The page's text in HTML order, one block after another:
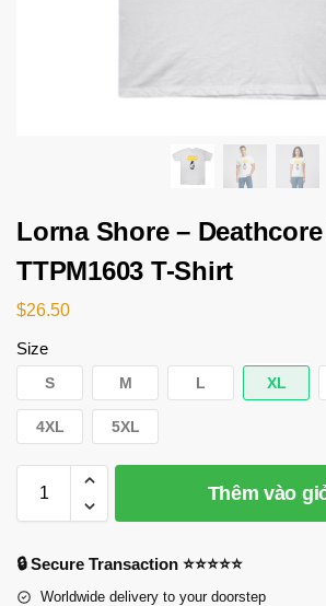
Lorna Shore –
TTPM1603 T-Shirt
$26.50
Size
S M L XL
4XL 5XL
Thêm vào
🔒 Secure Transaction ⭐⭐⭐⭐⭐
Worldwide delivery to your doorstep